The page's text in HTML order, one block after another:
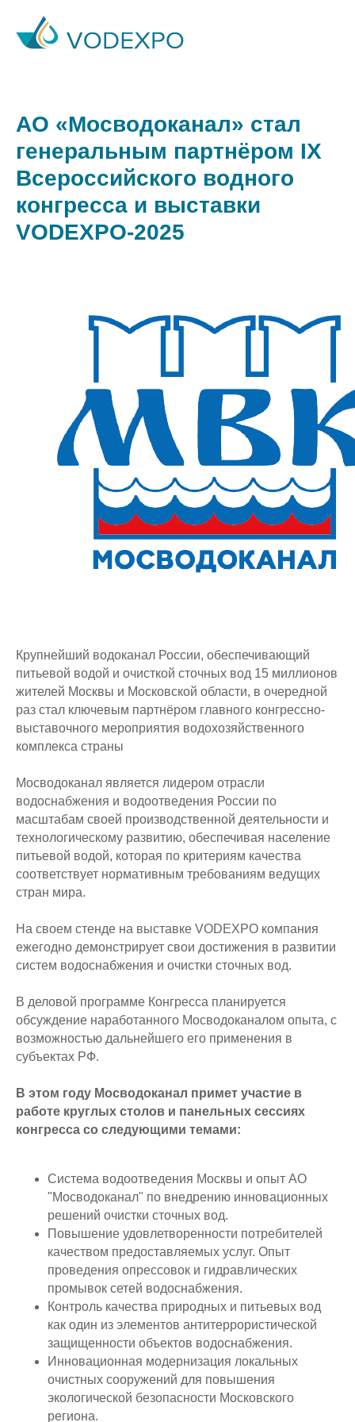
АО «Мосводоканал» стал
генеральным партнёром IX
Всероссийского водного
конгресса и выставки
VODEXPO-2025
Крупнейший водоканал России, обеспечивающий
питьевой водой и очисткой сточных вод 15 миллионов
жителей Москвы и Московской области, в очередной
раз стал ключевым партнёром главного конгрессно-
выставочного мероприятия водохозяйственного
комплекса страны
Мосводоканал является лидером отрасли
водоснабжения и водоотведения России по
масштабам своей производственной деятельности и
технологическому развитию, обеспечивая население
питьевой водой, которая по критериям качества
соответствует нормативным требованиям ведущих
стран мира.
На своем стенде на выставке VODEXPO компания
ежегодно демонстрирует свои достижения в развитии
систем водоснабжения и очистки сточных вод.
В деловой программе Конгресса планируется
обсуждение наработанного Мосводоканалом опыта, с
возможностью дальнейшего его применения в
субъектах РФ.
В этом году Мосводоканал примет участие в
работе круглых столов и панельных сессиях
конгресса со следующими темами:
Система водоотведения Москвы и опыт АО
"Мосводоканал" по внедрению инновационных
решений очистки сточных вод.
Повышение удовлетворенности потребителей
качеством предоставляемых услуг. Опыт
проведения опрессовок и гидравлических
промывок сетей водоснабжения.
Контроль качества природных и питьевых вод
как один из элементов антитеррористической
защищенности объектов водоснабжения.
Инновационная модернизация локальных
очистных сооружений для повышения
экологической безопасности Московского
региона.